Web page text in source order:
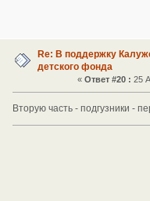
Re: В поддержку
детского фонда
«Ответ #20 : 25
Вторую часть - подгузники -